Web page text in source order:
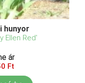
hunyor
Ellen Red'
ár
Ft